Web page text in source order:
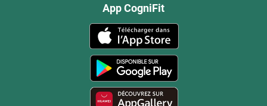
App CogniFit